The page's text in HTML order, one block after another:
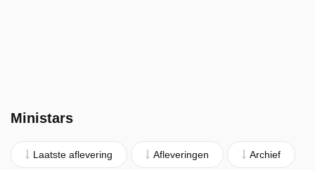
Ministars
Laatste aflevering Afleveringen Archief